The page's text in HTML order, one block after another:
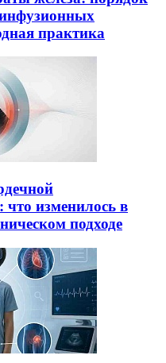
практика
что изменилось в
подходе